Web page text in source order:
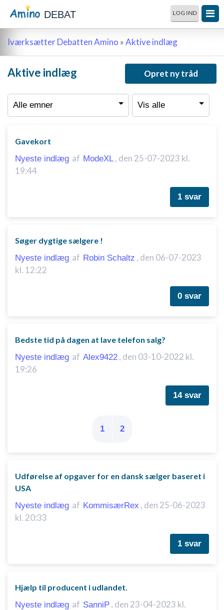
DEBAT LOG IND
Iværksætter Debatten Amino »Aktive indlæg
Aktive indlæg Opret ny tråd
Gavekort
Nyeste indlæg af ModeXL , den 25-07-2023 kl.
19:44
1 svar
Søger dygtige sælgere !
Nyeste indlæg af Robin Schaltz , den 06-07-2023
kl. 12:22
0 svar
Bedste tid på dagen at lave telefon salg?
Nyeste indlæg af Alex9422 , den 03-10-2022 kl.
19:26
14 svar
1 2
Udførelse af opgaver for en dansk sælger baseret i
USA
Nyeste indlæg af KommisærRex , den 25-06-2023
kl. 20:33
1 svar
Hjælp til producent i udlandet.
Nyeste indlæg af SanniP , den 23-04-2023 kl.